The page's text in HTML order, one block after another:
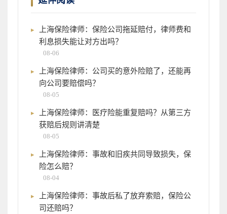
上海保险律师：保险公司拖延赔付，律师费和
利息损失能让对方出吗？
08-06
上海保险律师：公司买的意外险赔了，还能再
向公司要赔偿吗？
08-05
上海保险律师：医疗险能重复赔吗？从第三方
获赔后规则讲清楚
08-05
上海保险律师：事故和旧疾共同导致损失，保
险怎么赔？
08-04
上海保险律师：事故后私了放弃索赔，保险公
司还赔吗？